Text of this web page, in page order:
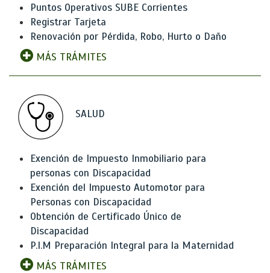
Puntos Operativos SUBE Corrientes
Registrar Tarjeta
Renovación por Pérdida, Robo, Hurto o Daño
MÁS TRÁMITES
SALUD
Exención de Impuesto Inmobiliario para
personas con Discapacidad
Exención del Impuesto Automotor para
Personas con Discapacidad
Obtención de Certificado Único de
Discapacidad
P.I.M Preparación Integral para la Maternidad
MÁS TRÁMITES